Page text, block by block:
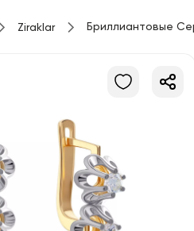
Ziraklar Бриллиантовые